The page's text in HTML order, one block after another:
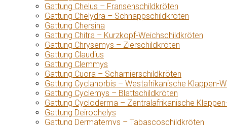
Gattung Chelus – Fransenschildkröten
Gattung Chelydra – Schnappschildkröten
Gattung Chersina
Gattung Chitra – Kurzkopf-Weichschildkröten
Gattung Chrysemys – Zierschildkröten
Gattung Claudius
Gattung Clemmys
Gattung Cuora – Scharnierschildkröten
Gattung Cyclanorbis – Westafrikanische Klappen-
Gattung Cyclemys – Blattschildkröten
Gattung Cycloderma – Zentralafrikanische
Gattung Deirochelys
Gattung Dermatemys – Tabascoschildkröten